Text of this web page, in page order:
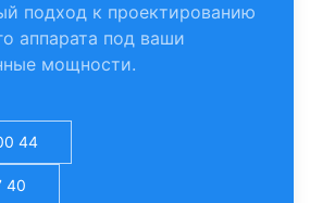
подход к проектированию
аппарата под ваши
мощности.
44
40